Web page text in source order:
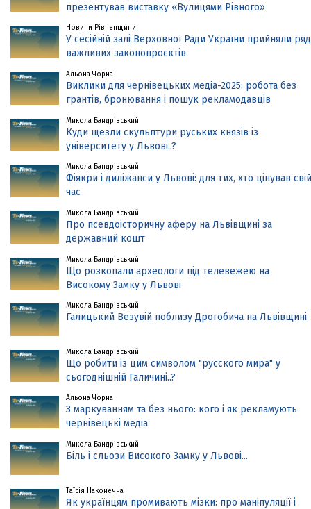
презентував виставку «Вулицями Рівного»
Новини Рівненщини
У сесійній залі Верховної Ради України прийняли ряд
важливих законопроєктів
Альона Чорна
Виклики для чернівецьких медіа-2025: робота без
грантів, бронювання і пошук рекламодавців
Микола Бандрівський
Куди щезли скульптури руських князів із
університету у Львові..?
Микола Бандрівський
Фіякри і диліжанси у Львові: для тих, хто цінував свій
час
Микола Бандрівський
Про псевдоісторичну аферу на Львівщині за
державний кошт
Микола Бандрівський
Що розкопали археологи під телевежею на
Високому Замку у Львові
Микола Бандрівський
Галицький Везувій поблизу Дрогобича на Львівщині
Микола Бандрівський
Що робити із цим символом "русского мира" у
сьогоднішній Галичині..?
Альона Чорна
З маркуванням та без нього: кого і як рекламують
чернівецькі медіа
Микола Бандрівський
Біль і сльози Високого Замку у Львові...
Таїсія Наконечна
Як українцям промивають мізки: про маніпуляції і